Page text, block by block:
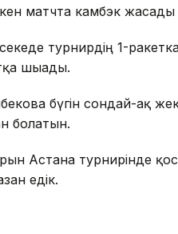
матчта камбэк жасады
турнирдің 1-
шығады.
бүгін сондай-ақ
болатын.
Астана турнирінде
едік.